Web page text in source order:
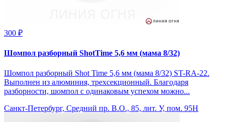
300 ₽
Шомпол разборный ShotTime 5,6 мм (мама 8/32)
Шомпол разборный Shot Time 5,6 мм (мама 8/32) ST-RA-22.
Выполнен из алюминия, трехсекционный. Благодаря
разборности, шомпол с одинаковым успехом можно...
Санкт-Петербург, Средний пр. В.О., 85, лит. У, пом. 95Н